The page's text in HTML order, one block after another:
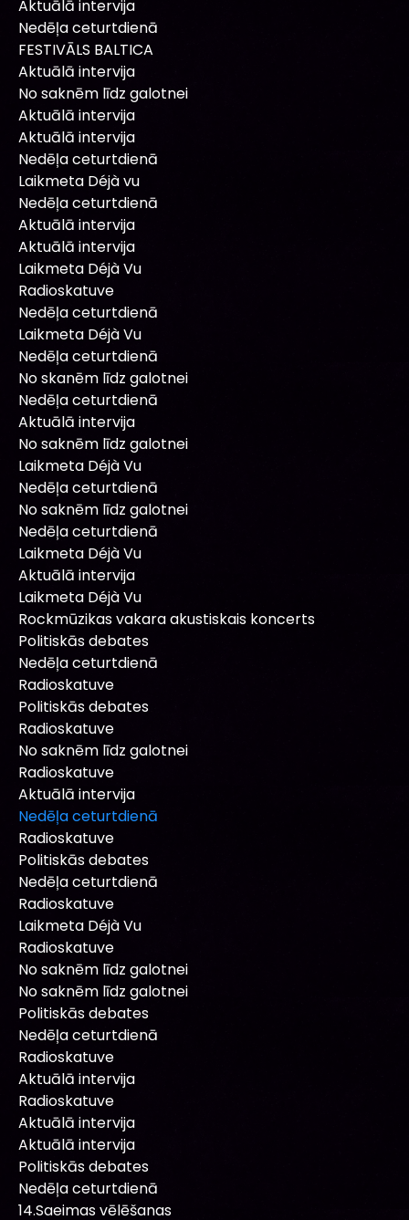
Aktuālā intervija
Nedēļa ceturtdienā
FESTIVĀLS BALTICA
Aktuālā intervija
No saknēm līdz galotnei
Aktuālā intervija
Aktuālā intervija
Nedēļa ceturtdienā
Laikmeta Déjà vu
Nedēļa ceturtdienā
Aktuālā intervija
Aktuālā intervija
Laikmeta Déjà Vu
Radioskatuve
Nedēļa ceturtdienā
Laikmeta Déjà Vu
Nedēļa ceturtdienā
No skanēm līdz galotnei
Nedēļa ceturtdienā
Aktuālā intervija
No saknēm līdz galotnei
Laikmeta Déjà Vu
Nedēļa ceturtdienā
No saknēm līdz galotnei
Nedēļa ceturtdienā
Laikmeta Déjà Vu
Aktuālā intervija
Laikmeta Déjà Vu
Rockmūzikas vakara akustiskais koncerts
Politiskās debates
Nedēļa ceturtdienā
Radioskatuve
Politiskās debates
Radioskatuve
No saknēm līdz galotnei
Radioskatuve
Aktuālā intervija
Nedēļa ceturtdienā
Radioskatuve
Politiskās debates
Nedēļa ceturtdienā
Radioskatuve
Laikmeta Déjà Vu
Radioskatuve
No saknēm līdz galotnei
No saknēm līdz galotnei
Politiskās debates
Nedēļa ceturtdienā
Radioskatuve
Aktuālā intervija
Radioskatuve
Aktuālā intervija
Aktuālā intervija
Politiskās debates
Nedēļa ceturtdienā
14.Saeimas vēlēšanas